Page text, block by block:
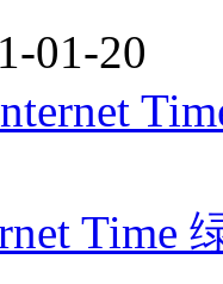
01-20
Time